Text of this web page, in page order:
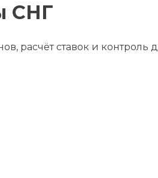
СНГ
расчёт ставок и контроль